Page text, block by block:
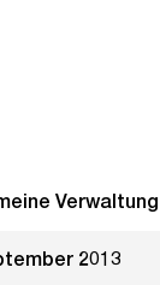
Verwaltung
2013